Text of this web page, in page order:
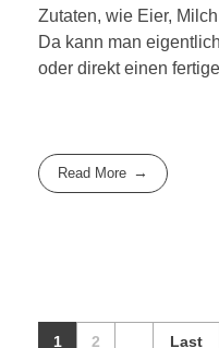
Zutaten, wie Eier,
Da kann man
oder direkt einen
Read More
1 2 Last